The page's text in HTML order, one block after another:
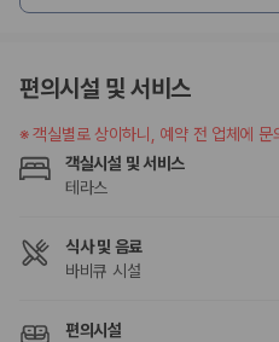
편의시설 및 서비스
※객실별로 상이하니, 예약 전 업체에 문
객실시설 및 서비스
테라스
식사 및 음료
바비큐 시설
편의시설